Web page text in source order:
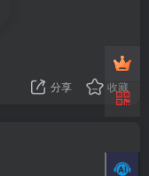
分享 收藏